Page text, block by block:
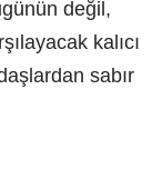
değil,
kalıcı
sabır